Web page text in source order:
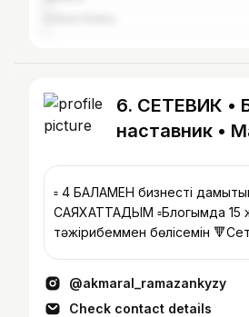
6. СЕТЕВИК •
наставник •
▫️ 4 БАЛАМЕН бизнесті
САЯХАТТАДЫМ ▫️Блогымда 15
тәжірибеммен бөлісемін
@akmaral_ramazankyzy
Check contact details